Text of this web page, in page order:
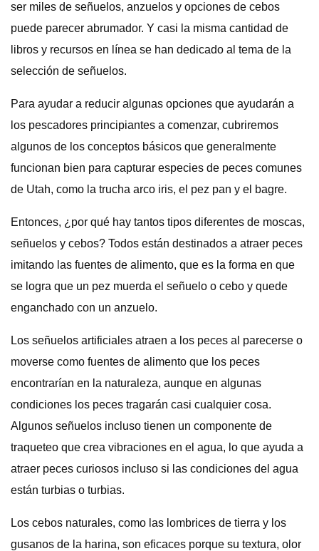
ser miles de señuelos, anzuelos y opciones de cebos
puede parecer abrumador. Y casi la misma cantidad de
libros y recursos en línea se han dedicado al tema de la
selección de señuelos.
Para ayudar a reducir algunas opciones que ayudarán a
los pescadores principiantes a comenzar, cubriremos
algunos de los conceptos básicos que generalmente
funcionan bien para capturar especies de peces comunes
de Utah, como la trucha arco iris, el pez pan y el bagre.
Entonces, ¿por qué hay tantos tipos diferentes de moscas,
señuelos y cebos? Todos están destinados a atraer peces
imitando las fuentes de alimento, que es la forma en que
se logra que un pez muerda el señuelo o cebo y quede
enganchado con un anzuelo.
Los señuelos artificiales atraen a los peces al parecerse o
moverse como fuentes de alimento que los peces
encontrarían en la naturaleza, aunque en algunas
condiciones los peces tragarán casi cualquier cosa.
Algunos señuelos incluso tienen un componente de
traqueteo que crea vibraciones en el agua, lo que ayuda a
atraer peces curiosos incluso si las condiciones del agua
están turbias o turbias.
Los cebos naturales, como las lombrices de tierra y los
gusanos de la harina, son eficaces porque su textura, olor